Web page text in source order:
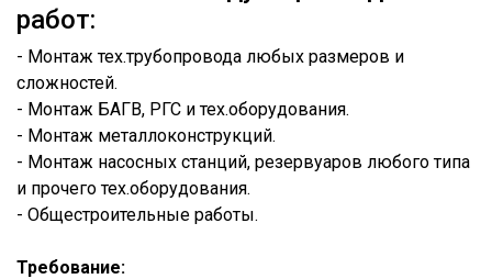
работ:
- Монтаж тех.трубопровода любых размеров и
сложностей.
- Монтаж БАГВ, РГС и тех.оборудования.
- Монтаж металлоконструкций.
- Монтаж насосных станций, резервуаров любого типа
и прочего тех.оборудования.
- Общестроительные работы.
Требование: